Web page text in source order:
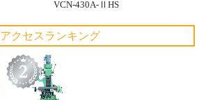
VCN-430A-ⅡHS
アクセスランキング